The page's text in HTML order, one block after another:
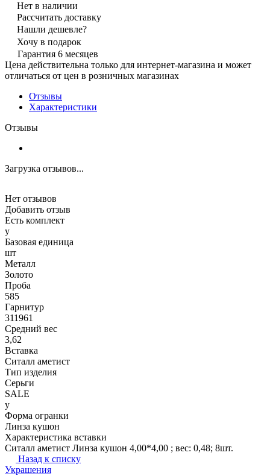
Нет в наличии
Рассчитать доставку
Нашли дешевле?
Хочу в подарок
Гарантия 6 месяцев
Цена действительна только для интернет-магазина и может
отличаться от цен в розничных магазинах
Отзывы
Характеристики
Отзывы
Загрузка отзывов...
Нет отзывов
Добавить отзыв
Есть комплект
y
Базовая единица
шт
Металл
Золото
Проба
585
Гарнитур
311961
Средний вес
3,62
Вставка
Ситалл аметист
Тип изделия
Серьги
SALE
y
Форма огранки
Линза кушон
Характеристика вставки
Ситалл аметист Линза кушон 4,00*4,00 ; вес: 0,48; 8шт.
Назад к списку
Украшения